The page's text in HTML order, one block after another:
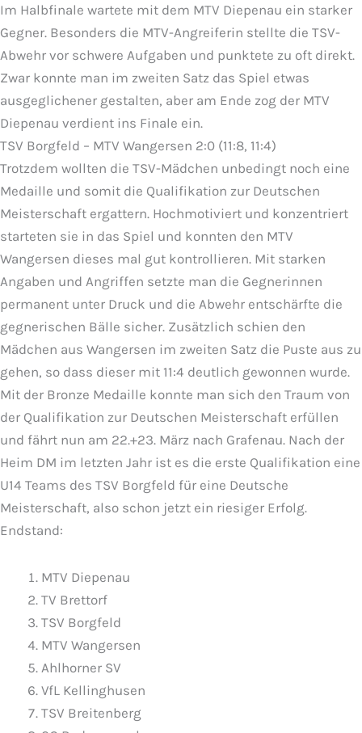
Im Halbfinale wartete mit dem MTV Diepenau ein starker
Gegner. Besonders die MTV-Angreiferin stellte die TSV-
Abwehr vor schwere Aufgaben und punktete zu oft direkt.
Zwar konnte man im zweiten Satz das Spiel etwas
ausgeglichener gestalten, aber am Ende zog der MTV
Diepenau verdient ins Finale ein.
TSV Borgfeld – MTV Wangersen 2:0 (11:8, 11:4)
Trotzdem wollten die TSV-Mädchen unbedingt noch eine
Medaille und somit die Qualifikation zur Deutschen
Meisterschaft ergattern. Hochmotiviert und konzentriert
starteten sie in das Spiel und konnten den MTV
Wangersen dieses mal gut kontrollieren. Mit starken
Angaben und Angriffen setzte man die Gegnerinnen
permanent unter Druck und die Abwehr entschärfte die
gegnerischen Bälle sicher. Zusätzlich schien den
Mädchen aus Wangersen im zweiten Satz die Puste aus zu
gehen, so dass dieser mit 11:4 deutlich gewonnen wurde.
Mit der Bronze Medaille konnte man sich den Traum von
der Qualifikation zur Deutschen Meisterschaft erfüllen
und fährt nun am 22.+23. März nach Grafenau. Nach der
Heim DM im letzten Jahr ist es die erste Qualifikation eine
U14 Teams des TSV Borgfeld für eine Deutsche
Meisterschaft, also schon jetzt ein riesiger Erfolg.
Endstand:
MTV Diepenau
TV Brettorf
TSV Borgfeld
MTV Wangersen
Ahlhorner SV
VfL Kellinghusen
TSV Breitenberg